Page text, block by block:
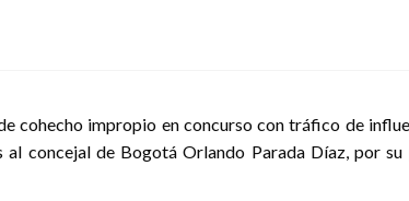
cohecho impropio en concurso con tráfico de
al concejal de Bogotá Orlando Parada Díaz, por